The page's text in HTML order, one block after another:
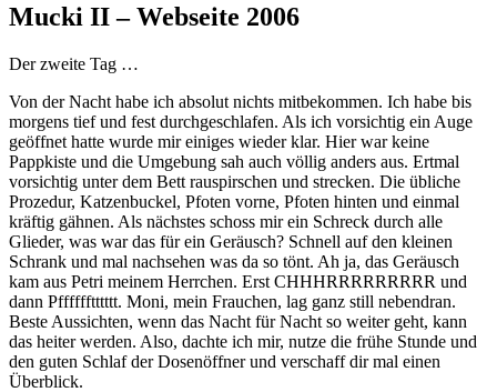
Mucki II – Webseite 2006
Der zweite Tag …
Von der Nacht habe ich absolut nichts mitbekommen. Ich habe bis
morgens tief und fest durchgeschlafen. Als ich vorsichtig ein Auge
geöffnet hatte wurde mir einiges wieder klar. Hier war keine
Pappkiste und die Umgebung sah auch völlig anders aus. Ertmal
vorsichtig unter dem Bett rauspirschen und strecken. Die übliche
Prozedur, Katzenbuckel, Pfoten vorne, Pfoten hinten und einmal
kräftig gähnen. Als nächstes schoss mir ein Schreck durch alle
Glieder, was war das für ein Geräusch? Schnell auf den kleinen
Schrank und mal nachsehen was da so tönt. Ah ja, das Geräusch
kam aus Petri meinem Herrchen. Erst CHHHRRRRRRRRR und
dann Pfffffftttttt. Moni, mein Frauchen, lag ganz still nebendran.
Beste Aussichten, wenn das Nacht für Nacht so weiter geht, kann
das heiter werden. Also, dachte ich mir, nutze die frühe Stunde und
den guten Schlaf der Dosenöffner und verschaff dir mal einen
Überblick.